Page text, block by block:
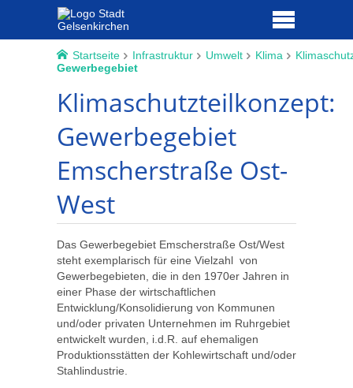
Startseite Infrastruktur Umwelt Klima
Gewerbegebiet
Klimaschutzteilkonzept:
Gewerbegebiet
Emscherstraße Ost-
West
Das Gewerbegebiet Emscherstraße Ost/West
steht exemplarisch für eine Vielzahl von
Gewerbegebieten, die in den 1970er Jahren in
einer Phase der wirtschaftlichen
Entwicklung/Konsolidierung von Kommunen
und/oder privaten Unternehmen im Ruhrgebiet
entwickelt wurden, i.d.R. auf ehemaligen
Produktionsstätten der Kohlewirtschaft und/oder
Stahlindustrie.